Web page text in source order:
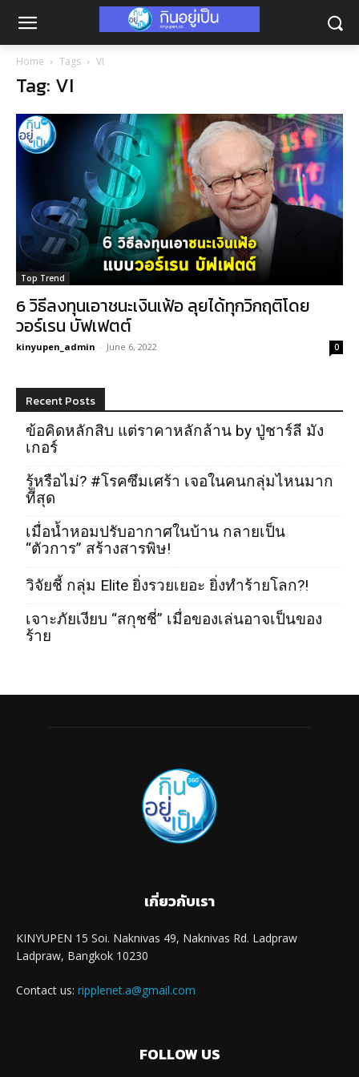
Home Tags VI
Tag: VI
Top Trend
6 วิธีลงทุนเอาชนะเงินเฟ้อ ลุยได้ทุกวิกฤติโดย
วอร์เรน บัฟเฟตต์
kinyupen_admin - June 6, 2022 0
Recent Posts
ข้อคิดหลักสิบ แต่ราคาหลักล้าน by ปู่ชาร์ลี มัง
เกอร์
รู้หรือไม่? #โรคซึมเศร้า เจอในคนกลุ่มไหนมาก
ที่สุด
เมื่อน้ำหอมปรับอากาศในบ้าน กลายเป็น
“ตัวการ” สร้างสารพิษ!
วิจัยชี้ กลุ่ม Elite ยิ่งรวยเยอะ ยิ่งทำร้ายโลก?!
เจาะภัยเงียบ “สกุชชี่” เมื่อของเล่นอาจเป็นของ
ร้าย
เกี่ยวกับเรา
KINYUPEN 15 Soi. Naknivas 49, Naknivas Rd. Ladpraw
Ladpraw, Bangkok 10230
Contact us: ripplenet.a@gmail.com
FOLLOW US